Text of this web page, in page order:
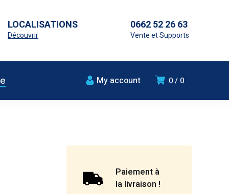
LOCALISATIONS
Découvrir
0662 52 26 63
Vente et Supports
0 0
My account
Paiement à
la livraison !